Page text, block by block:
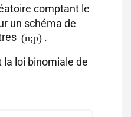
comptant le
un schéma de
(n;p) .
la loi binomiale de